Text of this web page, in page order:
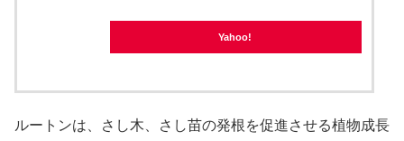
Yahoo!
ルートンは、さし木、さし苗の発根を促進させる植物成長
LINE